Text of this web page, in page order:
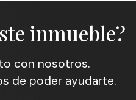
inmueble?
con nosotros.
de poder ayudarte.